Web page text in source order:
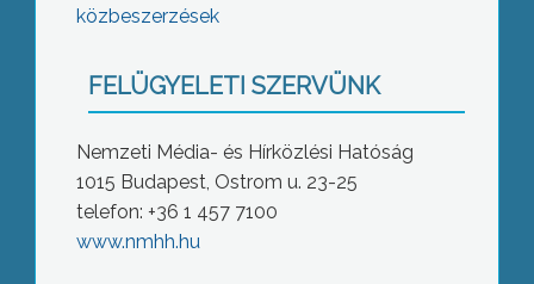
közbeszerzések
FELÜGYELETI SZERVÜNK
Nemzeti Média- és Hírközlési Hatóság
1015 Budapest, Ostrom u. 23-25
telefon: +36 1 457 7100
www.nmhh.hu